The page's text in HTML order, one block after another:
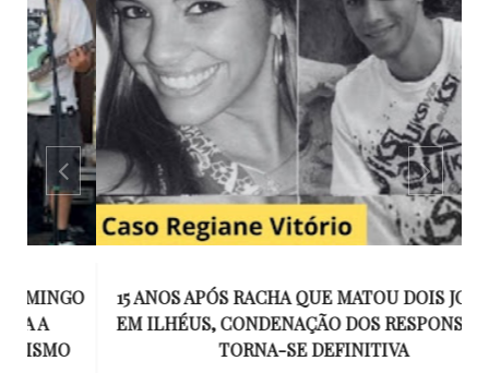
15 ANOS APÓS RACHA QUE MATOU DOIS JOVENS
EM ILHÉUS, CONDENAÇÃO DOS RESPONSÁVEIS
TORNA-SE DEFINITIVA